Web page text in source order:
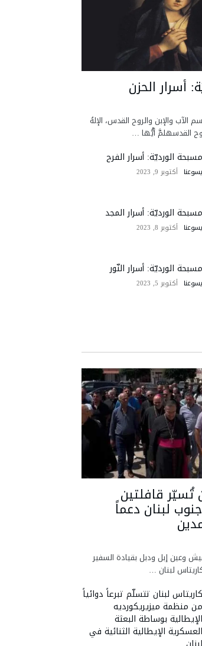
أسرار الحزن
الآب والإبن والروح القدس، الإلهُ
القدسهلمَّ أيُّها …
مسبحة الورديّة: أسرار الفرح
يسوعنا أكتوبر 9, 2023
مسبحة الورديّة: أسرار المجد
يسوعنا أكتوبر 8, 2023
مسبحة الورديّة: أسرار النّور
يسوعنا أكتوبر 5, 2023
تُسيّر قافلتين
لبنان دعماً
وعين إبل ودبل بقيادة السفير
لبنان …
كاريتاس لبنان تتسلّم تبرعاً دوائياً
من منظمة ميزيريكورديه
الإيطالية بوساطة البعثة
العسكرية الإيطالية الثنائية في